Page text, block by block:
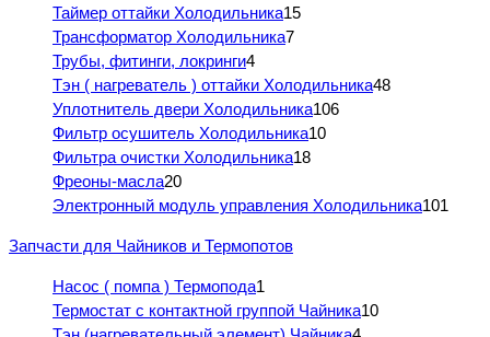
Таймер оттайки Холодильника15
Трансформатор Холодильника7
Трубы, фитинги, локринги4
Тэн ( нагреватель ) оттайки Холодильника48
Уплотнитель двери Холодильника106
Фильтр осушитель Холодильника10
Фильтра очистки Холодильника18
Фреоны-масла20
Электронный модуль управления Холодильника101
Запчасти для Чайников и Термопотов
Насос ( помпа ) Термопода1
Термостат с контактной группой Чайника10